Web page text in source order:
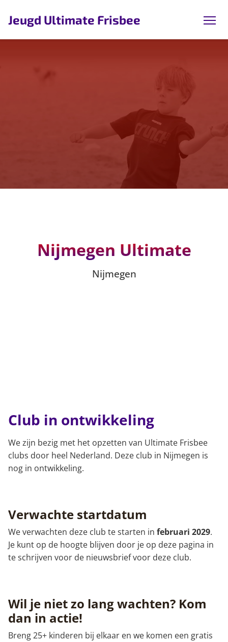
Jeugd Ultimate Frisbee
Nijmegen Ultimate
Nijmegen
Club in ontwikkeling
We zijn bezig met het opzetten van Ultimate Frisbee
clubs door heel Nederland. Deze club in Nijmegen is
nog in ontwikkeling.
Verwachte startdatum
We verwachten deze club te starten in februari 2029.
Je kunt op de hoogte blijven door je op deze pagina in
te schrijven voor de nieuwsbrief voor deze club.
Wil je niet zo lang wachten? Kom
dan in actie!
Breng 25+ kinderen bij elkaar en we komen een gratis